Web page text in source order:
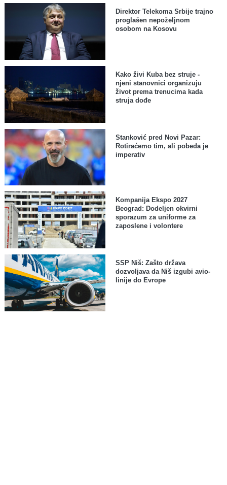
Direktor Telekoma Srbije trajno
proglašen nepoželjnom
osobom na Kosovu
Kako živi Kuba bez struje -
njeni stanovnici organizuju
život prema trenucima kada
struja dođe
Stanković pred Novi Pazar:
Rotiraćemo tim, ali pobeda je
imperativ
Kompanija Ekspo 2027
Beograd: Dodeljen okvirni
sporazum za uniforme za
zaposlene i volontere
SSP Niš: Zašto država
dozvoljava da Niš izgubi avio-
linije do Evrope